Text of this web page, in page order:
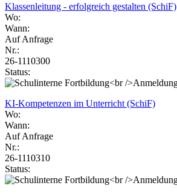
Klassenleitung - erfolgreich gestalten (SchiF)
Wo:
Wann:
Auf Anfrage
Nr.:
26-1110300
Status:
KI-Kompetenzen im Unterricht (SchiF)
Wo:
Wann:
Auf Anfrage
Nr.:
26-1110310
Status: